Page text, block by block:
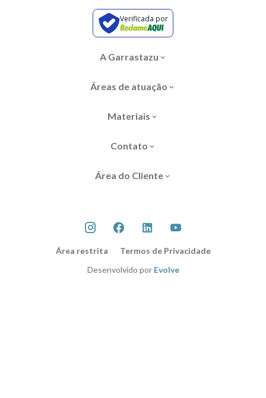
Verificada por
A Garrastazu
Áreas de atuação
Materiais
Contato
Área do Cliente
Área restrita
Termos de Privacidade
Desenvolvido por Evolve